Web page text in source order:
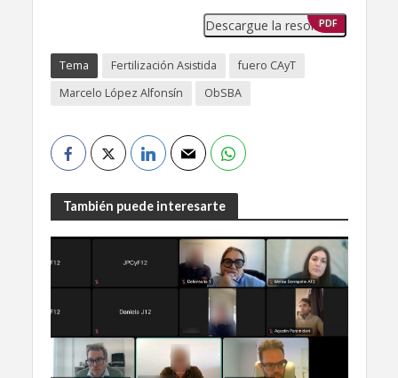
Descargue la resolución
PDF
Tema Fertilización Asistida
fuero CAyT
Marcelo López Alfonsín
ObSBA
También puede interesarte